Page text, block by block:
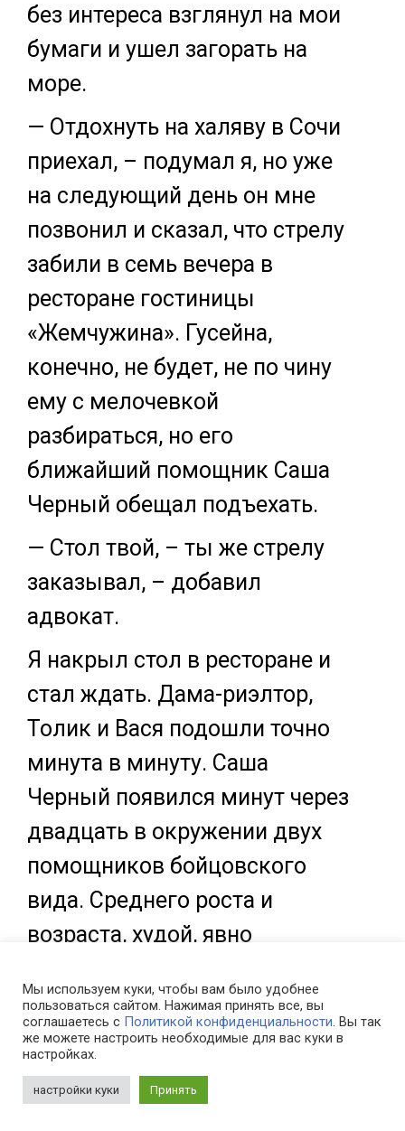
без интереса взглянул на мои
бумаги и ушел загорать на
море.
— Отдохнуть на халяву в Сочи
приехал, – подумал я, но уже
на следующий день он мне
позвонил и сказал, что стрелу
забили в семь вечера в
ресторане гостиницы
«Жемчужина». Гусейна,
конечно, не будет, не по чину
ему с мелочевкой
разбираться, но его
ближайший помощник Саша
Черный обещал подъехать.
— Стол твой, – ты же стрелу
заказывал, – добавил
адвокат.
Я накрыл стол в ресторане и
стал ждать. Дама-риэлтор,
Толик и Вася подошли точно
минута в минуту. Саша
Черный появился минут через
двадцать в окружении двух
помощников бойцовского
вида. Среднего роста и
возраста, худой, явно
темной рубашке, он никак не
соответствовал моему
представлению об одном из
главарей бандитского мира
Мы используем куки, чтобы вам было удобнее
пользоваться сайтом. Нажимая принять все, вы
соглашаетесь с Политикой конфиденциальности. Вы так
же можете настроить необходимые для вас куки в
настройках.
настройки куки Принять